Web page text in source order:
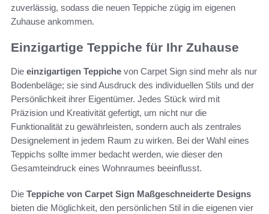
zuverlässig, sodass die neuen Teppiche zügig im eigenen
Zuhause ankommen.
Einzigartige Teppiche für Ihr Zuhause
Die einzigartigen Teppiche von Carpet Sign sind mehr als nur
Bodenbeläge; sie sind Ausdruck des individuellen Stils und der
Persönlichkeit ihrer Eigentümer. Jedes Stück wird mit
Präzision und Kreativität gefertigt, um nicht nur die
Funktionalität zu gewährleisten, sondern auch als zentrales
Designelement in jedem Raum zu wirken. Bei der Wahl eines
Teppichs sollte immer bedacht werden, wie dieser den
Gesamteindruck eines Wohnraumes beeinflusst.
Die Teppiche von Carpet Sign Maßgeschneiderte Designs
bieten die Möglichkeit, den persönlichen Stil in die eigenen vier